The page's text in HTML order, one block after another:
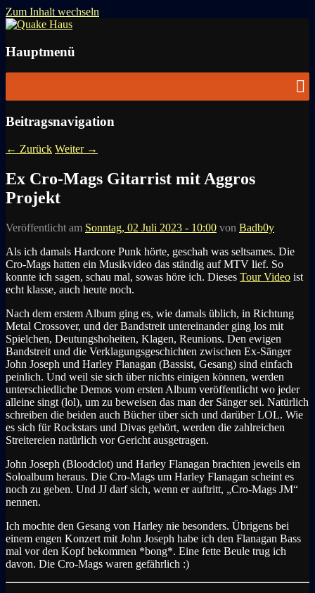
Zum Inhalt wechseln
Quake Haus
Hauptmenü
Beitragsnavigation
← Zurück Weiter →
Ex Cro-Mags Gitarrist mit Aggros
Projekt
Veröffentlicht am Sonntag, 02 Juli 2023 - 10:00 von Badb0y
Als ich damals Hardcore Punk hörte, geschah was seltsames. Die
Cro-Mags hatten ein Musikvideo das ständig auf MTV lief. So
konnte ich sagen, schau mal, sowas höre ich. Dieses Tour Video ist
echt klasse, auch heute noch.
Nach dem erstem Album ging es, wie damals üblich, in Richtung
Metal Crossover, und der Bandstreit untereinander ging los mit
Spielchen, Deutungshoheiten, Klagen, Reunions. Den ewigen
Bandstreit und die Verklagungsgeschichten zwischen Ex-Sänger
John Joseph und Harley Flanagan (Bassist, Gesang) sind einfach
peinlich. Und weil sie sich über nichts einigen können, werden
unterschiedliche Demos vom ersten Album veröffentlicht wo jeder
alleine singt (lol), um zu beweisen das man der Sänger sei. Natürlich
schreiben die beiden auch Bücher über sich und darüber LOL. Wie
es sich für Rockstars und Divas gehört, werden die zahlreichen
Streitereien natürlich vor Gericht ausgetragen.
John Joseph (Bloodclot) und Harley Flanagan brachten jeweils ein
Soloalbum heraus. Die Cro-Mags um Harley Flanagan scheint es
noch zu geben. Und JJ darf sich, wenn er auftritt, „Cro-Mags JM“
nennen.
Ich mochte den Gesang von Harley nie besonders. Übrigens bei
einem engen Konzert mit John Joseph habe ich den Flanagan Bass
mal vor den Kopf bekommen *bong*. Eine fette Beule trug ich
davon. Die Cro-Mags waren gefährlich :)